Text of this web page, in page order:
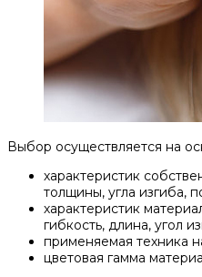
Выбор осуществляется на
характеристик
толщины, угла изгиба,
характеристик
гибкость, длина, угол
применяемая техника
цветовая гамма